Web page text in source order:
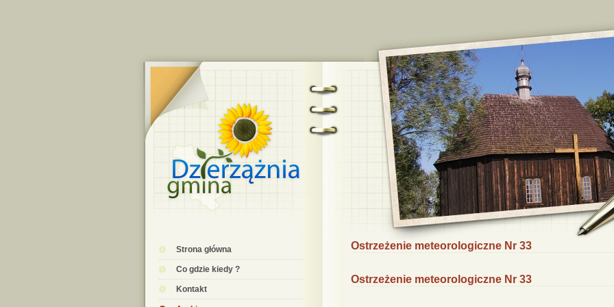
Strona główna
Co gdzie kiedy ?
Kontakt
Ostrzeżenie meteorologiczne Nr 33
Ostrzeżenie meteorologiczne Nr 33